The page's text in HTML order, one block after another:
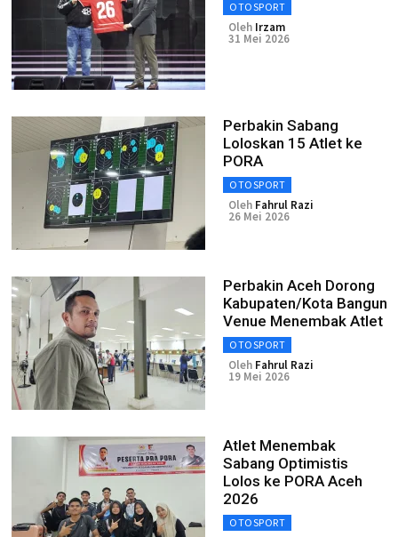
OTOSPORT
Oleh Irzam
31 Mei 2026
Perbakin Sabang
Loloskan 15 Atlet ke
PORA
OTOSPORT
Oleh Fahrul Razi
26 Mei 2026
Perbakin Aceh Dorong
Kabupaten/Kota Bangun
Venue Menembak Atlet
OTOSPORT
Oleh Fahrul Razi
19 Mei 2026
Atlet Menembak
Sabang Optimistis
Lolos ke PORA Aceh
2026
OTOSPORT